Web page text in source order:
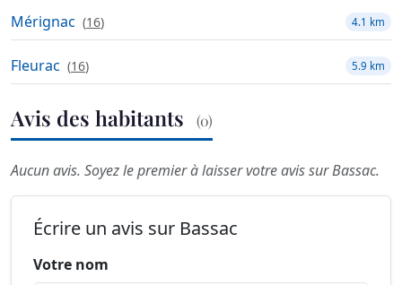
Mérignac (16) 4.1 km
Fleurac (16) 5.9 km
Avis des habitants (0)
Aucun avis. Soyez le premier à laisser votre avis sur Bassac.
Écrire un avis sur Bassac
Votre nom